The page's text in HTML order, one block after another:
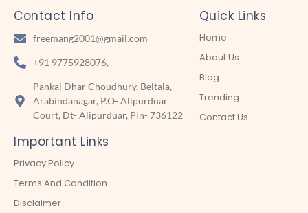
Contact Info
freemang2001@gmail.com
+91 9775928076,
Pankaj Dhar Choudhury, Beltala,
Arabindanagar, P.O- Alipurduar
Court, Dt- Alipurduar, Pin- 736122
Quick Links
Home
About Us
Blog
Trending
Contact Us
Important Links
Privacy Policy
Terms And Condition
Disclaimer